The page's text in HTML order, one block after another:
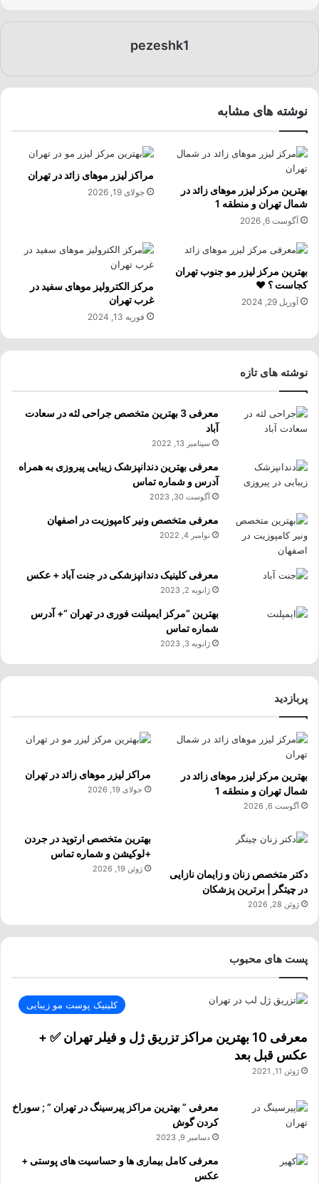
pezeshk1
نوشته های مشابه
بهترین مرکز لیزر موهای زائد در
شمال تهران و منطقه 1
آگوست 6, 2026
مراکز لیزر موهای زائد در تهران
جولای 19, 2026
بهترین مرکز لیزر مو جنوب تهران
کجاست ؟ ❤️
آوریل 29, 2024
مرکز الکترولیز موهای سفید در
غرب تهران
فوریه 13, 2024
نوشته های تازه
معرفی 3 بهترین متخصص جراحی لثه در سعادت
آباد
سپتامبر 13, 2022
معرفی بهترین دندانپزشک زیبایی پیروزی به همراه
آدرس و شماره تماس
آگوست 30, 2023
معرفی متخصص ونیر کامپوزیت در اصفهان
نوامبر 4, 2022
معرفی کلینیک دندانپزشکی در جنت آباد + عکس
ژانویه 2, 2023
بهترین “مرکز ایمپلنت فوری در تهران “+ آدرس
شماره تماس
ژانویه 3, 2023
پربازدید
بهترین مرکز لیزر موهای زائد در
شمال تهران و منطقه 1
آگوست 6, 2026
مراکز لیزر موهای زائد در تهران
جولای 19, 2026
دکتر متخصص زنان و زایمان نازایی
در چیتگر | برترین پزشکان
ژوئن 28, 2026
بهترین متخصص ارتوپد در جردن
+لوکیشن و شماره تماس
ژوئن 19, 2026
پست های محبوب
کلینیک پوست مو زیبایی
معرفی 10 بهترین مراکز تزریق ژل و فیلر تهران ✅ +
عکس قبل بعد
ژوئن 11, 2021
معرفی ” بهترین مراکز پیرسینگ در تهران ” ; سوراخ
کردن گوش
دسامبر 9, 2023
معرفی کامل بیماری ها و حساسیت های پوستی +
عکس